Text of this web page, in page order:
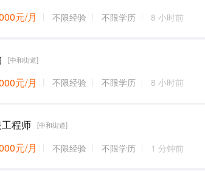
元/月 不限经验 不限学历 8 小时前
[中和街道]
元/月 不限经验 不限学历 8 小时前
程师 [中和街道]
元/月 不限经验 不限学历 1 分钟前